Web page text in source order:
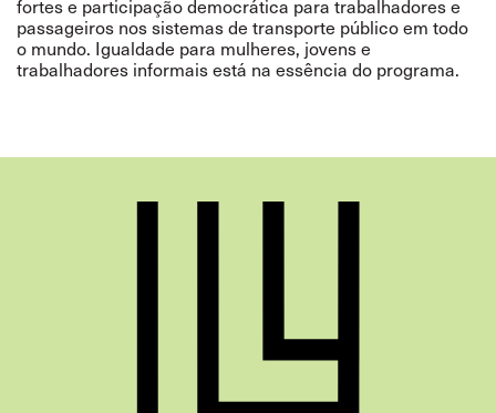
fortes e participação democrática para trabalhadores e
passageiros nos sistemas de transporte público em todo
o mundo. Igualdade para mulheres, jovens e
trabalhadores informais está na essência do programa.